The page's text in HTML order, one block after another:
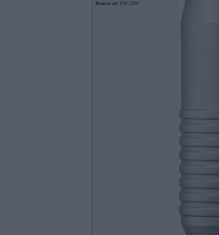
Braucu ar: E90 330d